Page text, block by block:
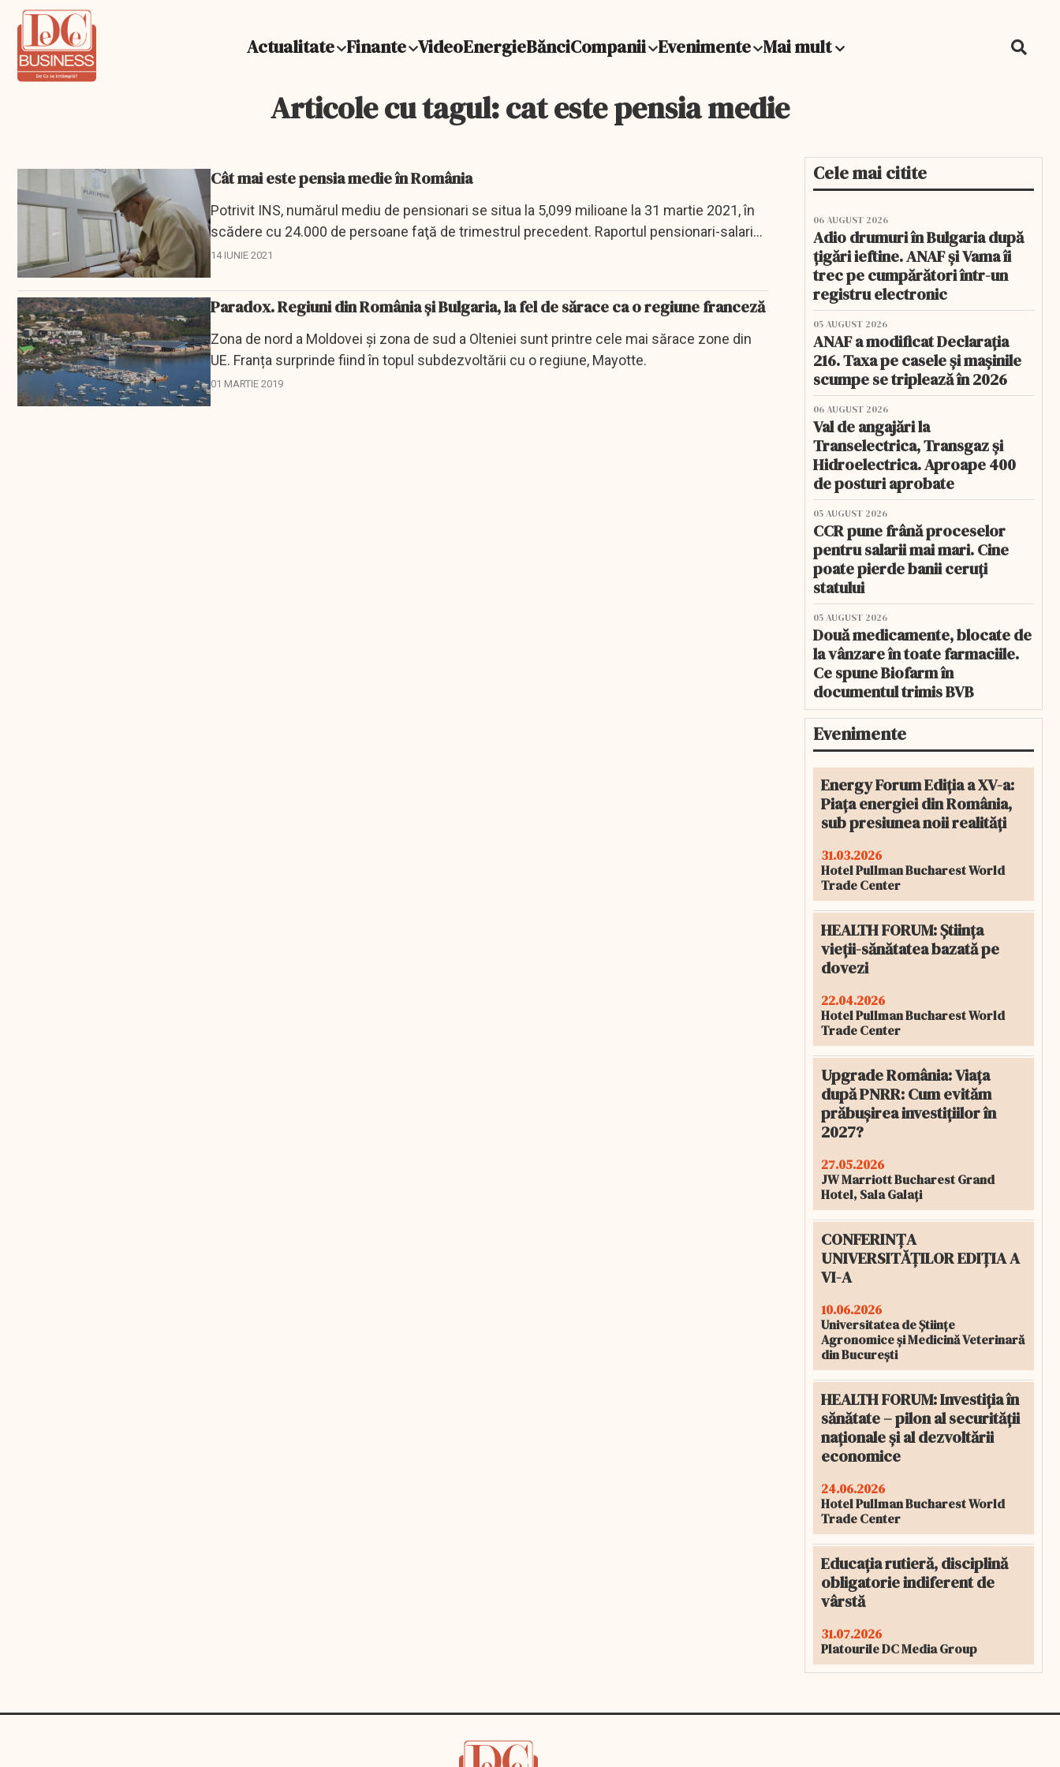
Actualitate Finante VideoEnergieBănciCompanii Evenimente Mai mult
Articole cu tagul: cat este pensia medie
Cât mai este pensia medie în România
Potrivit INS, numărul mediu de pensionari se situa la 5,099 milioane la 31 martie 2021, în
scădere cu 24.000 de persoane faţă de trimestrul precedent. Raportul pensionari-salariați
este de 9 la...
14 IUNIE 2021
Paradox. Regiuni din România și Bulgaria, la fel de sărace ca o regiune franceză
Zona de nord a Moldovei și zona de sud a Olteniei sunt printre cele mai sărace zone din
UE. Franța surprinde fiind în topul subdezvoltării cu o regiune, Mayotte.
01 MARTIE 2019
Cele mai citite
06 AUGUST 2026
Adio drumuri în Bulgaria după
țigări ieftine. ANAF și Vama îi
trec pe cumpărători într-un
registru electronic
05 AUGUST 2026
ANAF a modificat Declarația
216. Taxa pe casele și mașinile
scumpe se triplează în 2026
06 AUGUST 2026
Val de angajări la
Transelectrica, Transgaz și
Hidroelectrica. Aproape 400
de posturi aprobate
05 AUGUST 2026
CCR pune frână proceselor
pentru salarii mai mari. Cine
poate pierde banii ceruți
statului
05 AUGUST 2026
Două medicamente, blocate de
la vânzare în toate farmaciile.
Ce spune Biofarm în
documentul trimis BVB
Evenimente
Energy Forum Ediția a XV-a:
Piața energiei din România,
sub presiunea noii realități
31.03.2026
Hotel Pullman Bucharest World
Trade Center
HEALTH FORUM: Știința
vieții-sănătatea bazată pe
dovezi
22.04.2026
Hotel Pullman Bucharest World
Trade Center
Upgrade România: Viața
după PNRR: Cum evităm
prăbușirea investițiilor în
2027?
27.05.2026
JW Marriott Bucharest Grand
Hotel, Sala Galați
CONFERINȚA
UNIVERSITĂȚILOR EDIȚIA A
VI-A
10.06.2026
Universitatea de Științe
Agronomice și Medicină Veterinară
din București
HEALTH FORUM: Investiția în
sănătate – pilon al securității
naționale și al dezvoltării
economice
24.06.2026
Hotel Pullman Bucharest World
Trade Center
Educația rutieră, disciplină
obligatorie indiferent de
vârstă
31.07.2026
Platourile DC Media Group